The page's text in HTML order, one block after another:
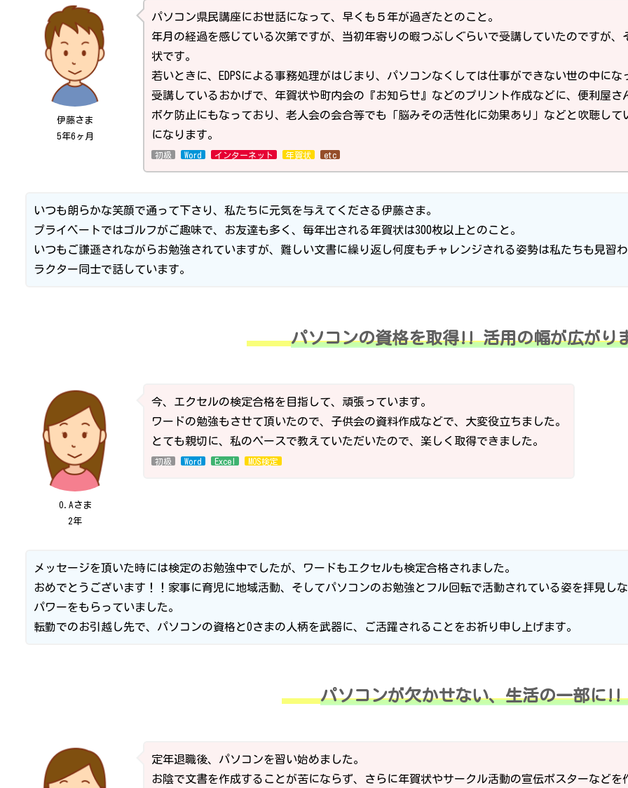
伊藤さま
5年6ヶ月
パソコン県民講座にお世話になって、早くも５年が過ぎたとのこと。
年月の経過を感じている次第ですが、当初年寄りの暇つぶしぐらいで受講していたのですが
状です。
若いときに、EDPSによる事務処理がはじまり、パソコンなくしては仕事ができない世の中にな
受講しているおかげで、年賀状や町内会の『お知らせ』などのプリント作成などに、便利屋さ
ボケ防止にもなっており、老人会の会合等でも「脳みその活性化に効果あり」などと吹聴し
になります。
初級 Word インターネット 年賀状 etc
いつも朗らかな笑顔で通って下さり、私たちに元気を与えてくださる伊藤さま。
プライベートではゴルフがご趣味で、お友達も多く、毎年出される年賀状は300枚以上とのこと。
いつもご謙遜されながらお勉強されていますが、難しい文書に繰り返し何度もチャレンジされる姿勢は私たちも見習
ラクター同士で話しています。
パソコンの資格を取得!! 活用の幅が広がり
O.Aさま
2年
今、エクセルの検定合格を目指して、頑張っています。
ワードの勉強もさせて頂いたので、子供会の資料作成などで、大変役立ちました。
とても親切に、私のペースで教えていただいたので、楽しく取得できました。
初級 Word Excel MOS検定
メッセージを頂いた時には検定のお勉強中でしたが、ワードもエクセルも検定合格されました。
おめでとうございます！！家事に育児に地域活動、そしてパソコンのお勉強とフル回転で活動されている姿を拝見し
パワーをもらっていました。
転勤でのお引越し先で、パソコンの資格とOさまの人柄を武器に、ご活躍されることをお祈り申し上げます。
パソコンが欠かせない、生活の一部に!!
定年退職後、パソコンを習い始めました。
お陰で文書を作成することが苦にならず、さらに年賀状やサークル活動の宣伝ポスターなど